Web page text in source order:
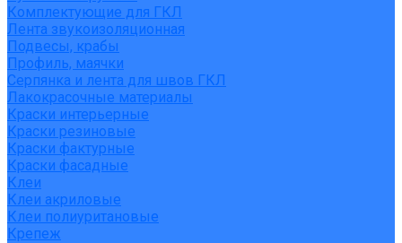
Комплектующие для ГКЛ
Лента звукоизоляционная
Подвесы, крабы
Профиль, маячки
Серпянка и лента для швов ГКЛ
Лакокрасочные материалы
Краски интерьерные
Краски резиновые
Краски фактурные
Краски фасадные
Клеи
Клеи акриловые
Клеи полиуритановые
Крепеж